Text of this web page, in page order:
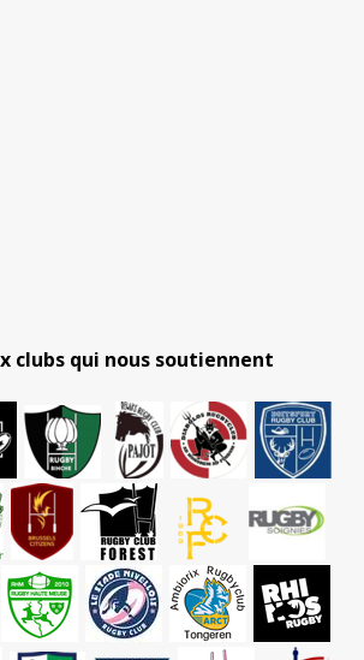
clubs qui nous soutiennent